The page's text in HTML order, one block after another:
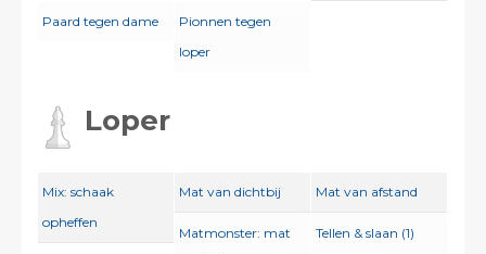
Paard tegen dame
Pionnen tegen
loper
Loper
Mix: schaak
opheffen
Mat van dichtbij Mat van afstand
Matmonster: mat
Tellen & slaan (1)